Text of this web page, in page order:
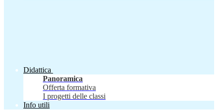
Didattica
Panoramica
Offerta formativa
I progetti delle classi
Info utili